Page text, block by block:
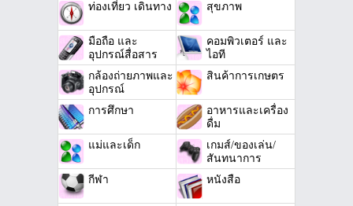
ท่องเที่ยว เดินทาง สุขภาพ
มือถือ และ
อุปกรณ์สื่อสาร
คอมพิวเตอร์ และ
ไอที
กล้องถ่ายภาพและ
อุปกรณ์
สินค้าการเกษตร
การศึกษา
อาหารและเครื่อง
ดื่ม
แม่และเด็ก
เกมส์/ของเล่น/
สันทนาการ
กีฬา
หนังสือ